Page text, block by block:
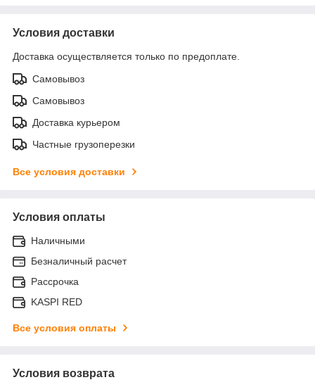
Условия доставки
Доставка осуществляется только по предоплате.
Самовывоз
Самовывоз
Доставка курьером
Частные грузоперезки
Все условия доставки
Условия оплаты
Наличными
Безналичный расчет
Рассрочка
KASPI RED
Все условия оплаты
Условия возврата